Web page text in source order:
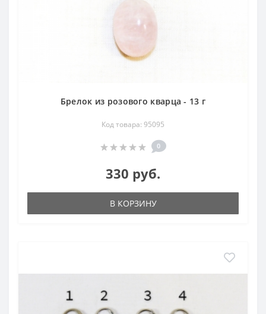
Брелок из розового кварца - 13 г
Код товара: 95095
0
330 руб.
В КОРЗИНУ